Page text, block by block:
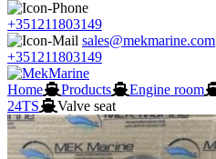
+351211803149
sales@mekmarine.com
+351211803149
Home Products Engine room
24TS
Valve seat